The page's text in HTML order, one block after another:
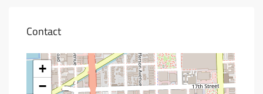
Contact
+
−